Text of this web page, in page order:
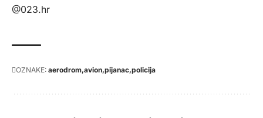
@023.hr
OZNAKE: aerodrom avion pijanac policija